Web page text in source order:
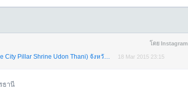
โดย Instagram
Pillar Shrine Udon Thani) จังหวัดอุดรธานี 18 Mar 2015 23:15
ธานี